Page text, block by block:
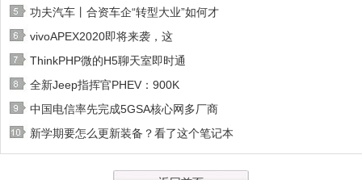
功夫汽车丨合资车企“转型大业”如何才
vivoAPEX2020即将来袭，这
ThinkPHP微的H5聊天室即时通
全新Jeep指挥官PHEV：900K
中国电信率先完成5GSA核心网多厂商
新学期要怎么更新装备？看了这个笔记本